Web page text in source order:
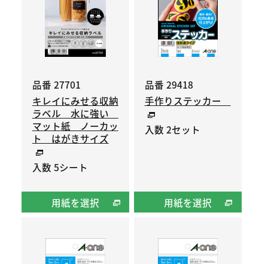
品番 27701
キレイにみせる収納
ラベル 水に強い
マット紙 ノーカッ
ト はがきサイズ
入数 5シート
用紙を選択
品番 29418
手作りステッカー
入数 2セット
用紙を選択